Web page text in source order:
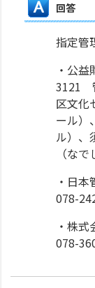
回答
指定管
・公
3121
区文化
ール）
ル）、
（な
・日
078-
・株
078-